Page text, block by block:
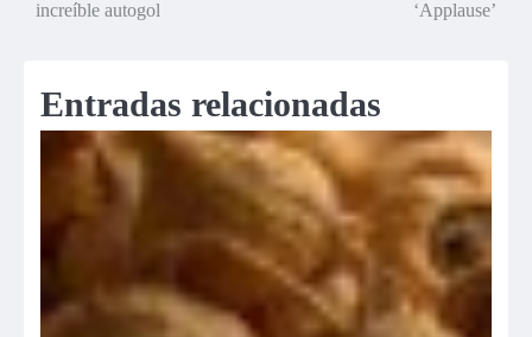
increíble autogol ‘Applause’
Entradas relacionadas